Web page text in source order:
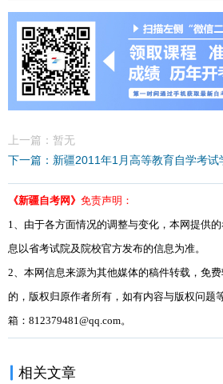
上一篇：暂无
下一篇：新疆2011年1月高等教育自学考
《新疆自考网》 免责声明：
1、由于各方面情况的调整与变化，本网提供
息以省考试院及院校官方发布的信息为准。
2、本网信息来源为其他媒体的稿件转载，免
的，版权归原作者所有，如有内容与版权问题
箱：812379481@qq.com。
相关文章